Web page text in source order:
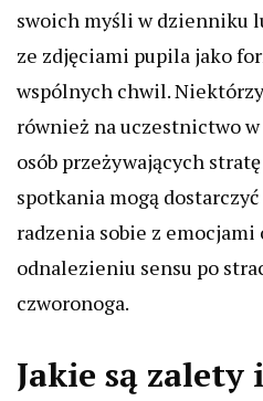
swoich myśli w dzienniku
ze zdjęciami pupila jako
wspólnych chwil.
również na uczestnictwo
osób przeżywających
spotkania mogą
radzenia sobie z emocjami
odnalezieniu sensu po
czworonoga.
Jakie są zalety